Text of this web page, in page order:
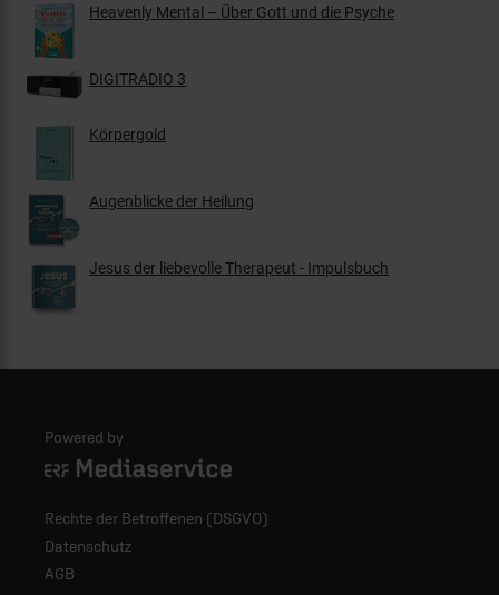
Heavenly Mental – Über Gott und die Psyche
DIGITRADIO 3
Körpergold
Augenblicke der Heilung
Jesus der liebevolle Therapeut - Impulsbuch
Powered by
Logo - ERF Mediaservice
Rechte der Betroffenen (DSGVO)
Datenschutz
AGB